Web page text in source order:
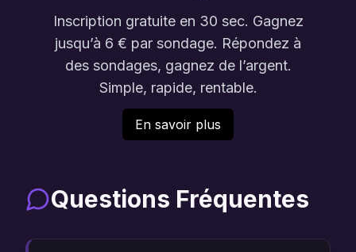
Inscription gratuite en 30 sec. Gagnez
jusqu’à 6 € par sondage. Répondez à
des sondages, gagnez de l’argent.
Simple, rapide, rentable.
En savoir plus
Questions Fréquentes